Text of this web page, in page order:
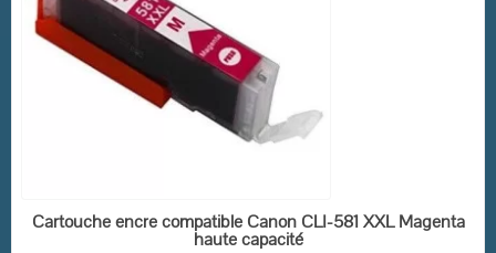
EN STOCK
Cartouche encre compatible Canon CLI-581 XXL Magenta
haute capacité